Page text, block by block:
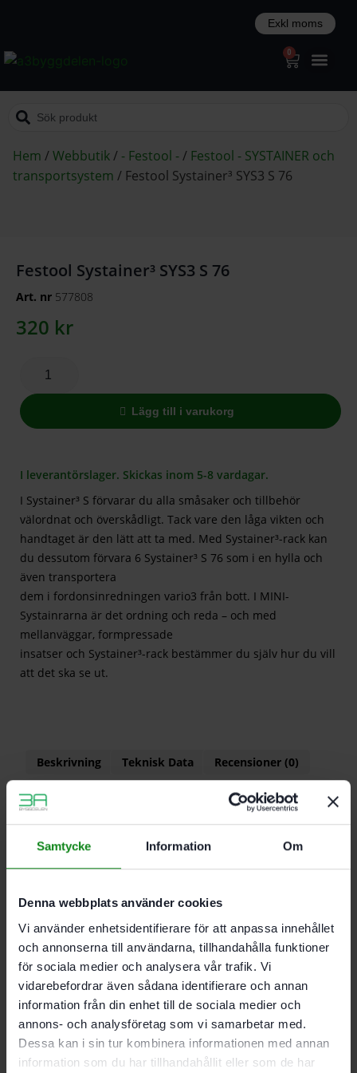
Samtycke Information Om
Denna webbplats använder cookies
Vi använder enhetsidentifierare för att anpassa innehållet
och annonserna till användarna, tillhandahålla funktioner
för sociala medier och analysera vår trafik. Vi
vidarebefordrar även sådana identifierare och annan
information från din enhet till de sociala medier och
annons- och analysföretag som vi samarbetar med.
Dessa kan i sin tur kombinera informationen med annan
information som du har tillhandahållit eller som de har
0
Hem /Webbutik/ - Festool -/ Festool - SYSTAINER och
transportsystem / Festool Systainer³ SYS3 S 76
Festool Systainer³ SYS3 S 76
Art. nr 577808
320 kr
Lägg till i varukorg
I leverantörslager. Skickas inom 5-8 vardagar.
I Systainer³ S förvarar du alla småsaker och tillbehör
välordnat och överskådligt. Tack vare den låga vikten och
handtaget är den lätt att ta med. Med Systainer³-rack kan
du dessutom förvara 6 Systainer³ S 76 som i en hylla och
även transportera
dem i fordonsinredningen vario3 från bott. I MINI-
Systainrarna är det ordning och reda – och med
mellanväggar, formpressade
insatser och Systainer³-rack bestämmer du själv hur du vill
att det ska se ut.
Beskrivning Teknisk Data Recensioner (0)
Leveransomfattning
4 x kort mellanvägg lång mellanvägg
Mått med fötter (l x b x h) 265 x 171 x 76 mm
Innermått (l x b x h) 258 x 164 x 67 mm
Bärlast (kopplad) 15 kg
Tillåten lockbelastning 100kg
Produktvikt utan tillbehör 0,4 kg
Det finns inga recensioner än.